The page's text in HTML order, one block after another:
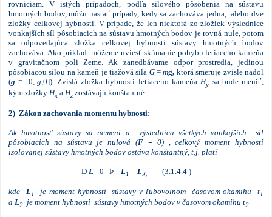
rovniciam. V istých prípadoch, podľa silového pôsobenia na sústavu
hmotných bodov, môžu nastať prípady, kedy sa zachováva jedna, alebo dve
zložky celkovej hybnosti. V prípade, že len niektorá zo zložiek výslednice
vonkajších síl pôsobiacich na sústavu hmotných bodov je rovná nule, potom
sa odpovedajúca zložka celkovej hybnosti sústavy hmotných bodov
zachováva. Ako príklad môžeme uviesť skúmanie pohybu letiaceho kameňa
v gravitačnom poli Zeme. Ak zanedbávame odpor prostredia, jedinou
pôsobiacou silou na kameň je tiažová sila G=mg, ktorá smeruje zvisle nadol
(g= [0,-g,0]). Zvislá zložka hybnosti letiaceho kameňaHy sa bude meniť,
kým zložky Hx a Hz zostávajú konštantné.
2) Zákon zachovania momentu hybnosti:
Ak hmotnosť sústavy sa nemení a výslednica všetkých vonkajších síl
pôsobiacich na sústavu je nulová (F = 0) , celkový moment hybnosti
izolovanej sústavy hmotných bodov ostáva konštantný, t.j. platí
D L= 0 Þ L1 = L2, (3.1.4.4 )
kde L1 je moment hybnosti sústavy v ľubovolnom časovom okamihu t1
a L2 je moment hybnosti sústavy hmotných bodov v časovom okamihu t2 .